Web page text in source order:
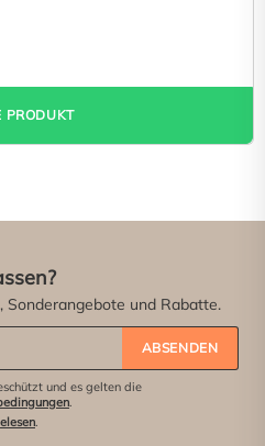
PRODUKT
Sonderangebote und Rabatte.
ABSENDEN
und es gelten die
.
.